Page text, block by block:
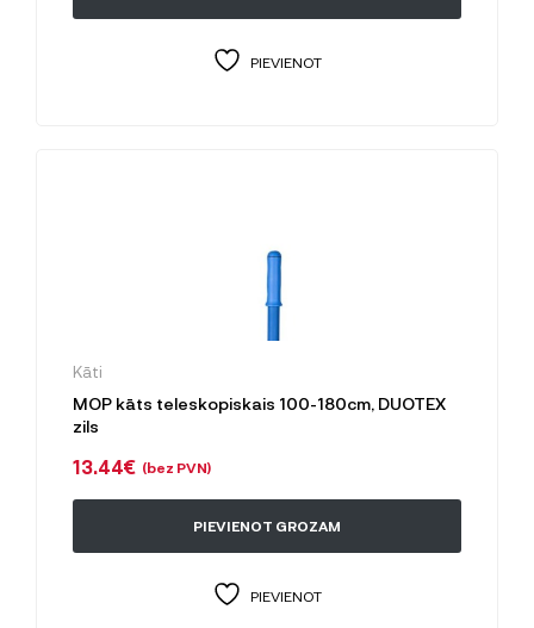
PIEVIENOT
Kāti
MOP kāts teleskopiskais 100-180cm, DUOTEX
zils
13.44€ (bez PVN)
PIEVIENOT GROZAM
PIEVIENOT